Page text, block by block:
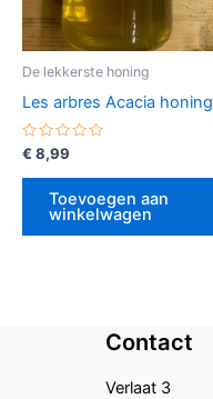
De lekkerste honing
Les arbres Acacia honing
Gewaardeerd
0
uit
€ 8,99
Toevoegen aan
winkelwagen
Contact
Verlaat 3